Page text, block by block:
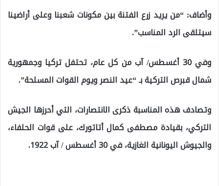
وأضاف: “من يريد زرع الفتنة بين مكونات شعبنا وعلى أراضينا
سيتلقى الرد المناسب”.
وفي 30 أغسطس/ آب من كل عام، تحتفل تركيا وجمهورية
شمال قبرص التركية بـ “عيد النصر ويوم القوات المسلحة”.
وتصادف هذه المناسبة ذكرى الانتصارات، التي أحرزها الجيش
التركي، بقيادة مصطفى كمال أتاتورك، على قوات الحلفاء،
والجيوش اليونانية الغازية، في 30 أغسطس / آب 1922.